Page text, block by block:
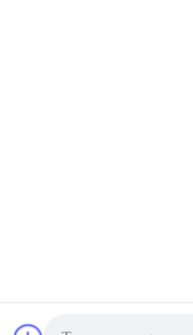
Fournisseur. © de